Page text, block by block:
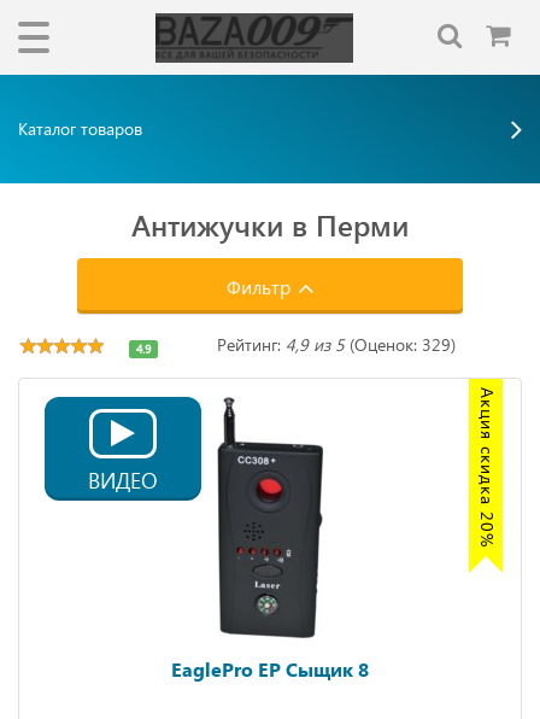
Каталог товаров
Антижучки в Перми
Фильтр
Акция скидка 20%
ВИДЕО
EaglePro EP Сыщик 8
4.9 Рейтинг: 4,9 из 5(Оценок: 329)